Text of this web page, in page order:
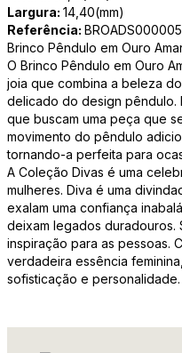
Largura: 14,40(mm)
Referência:
Brinco Pêndulo em Ouro
O Brinco Pêndulo em Ouro
joia que combina a beleza
delicado do design pêndulo.
que buscam uma peça que
movimento do pêndulo
tornando-a perfeita para
A Coleção Divas é uma
mulheres. Diva é uma
exalam uma confiança
deixam legados duradouros.
inspiração para as pessoas.
verdadeira essência
sofisticação e personalidade.